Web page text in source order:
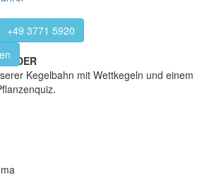
+49 3771 5920
Kegelbahn mit Wettkegeln und einem